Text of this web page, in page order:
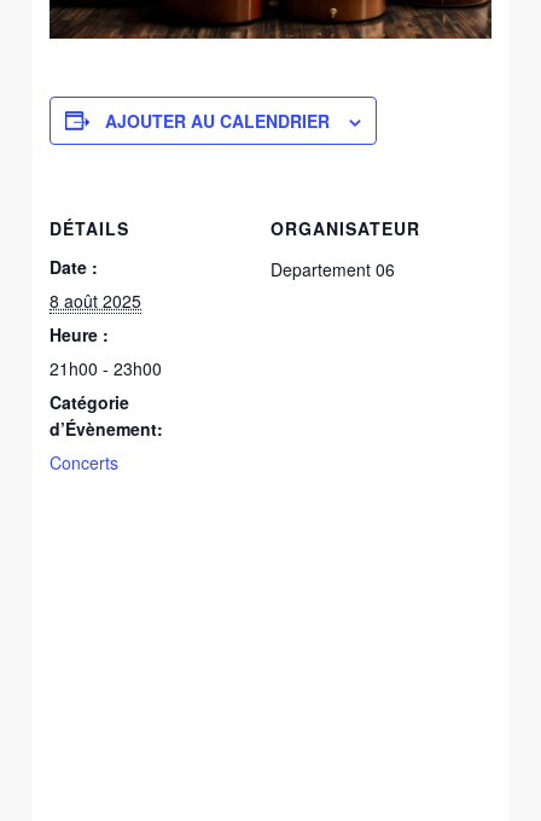
AJOUTER AU CALENDRIER
DÉTAILS
Date :
8 août 2025
Heure :
21h00 - 23h00
Catégorie
d’Évènement:
Concerts
ORGANISATEUR
Departement 06